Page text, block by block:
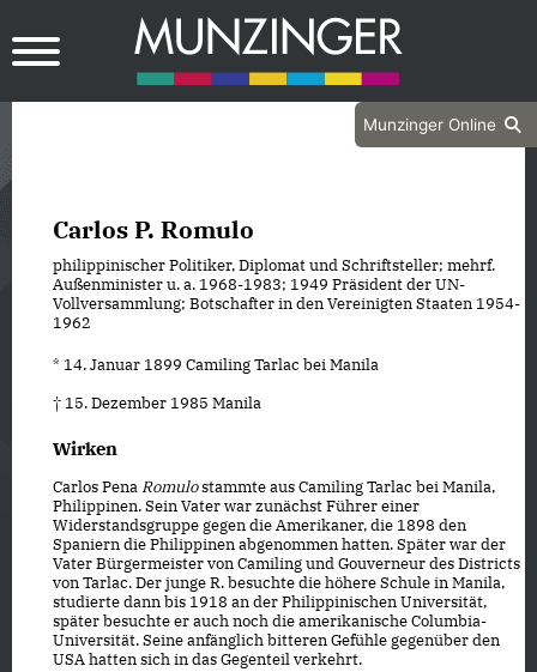
Munzinger Online
Carlos P. Romulo
philippinischer Politiker, Diplomat und Schriftsteller; mehrf.
Außenminister u. a. 1968-1983; 1949 Präsident der UN-
Vollversammlung; Botschafter in den Vereinigten Staaten 1954-
1962
* 14. Januar 1899 Camiling Tarlac bei Manila
† 15. Dezember 1985 Manila
Wirken
Carlos PenaRomulostammte aus Camiling Tarlac bei Manila,
Philippinen. Sein Vater war zunächst Führer einer
Widerstandsgruppe gegen die Amerikaner, die 1898 den
Spaniern die Philippinen abgenommen hatten. Später war der
Vater Bürgermeister von Camiling und Gouverneur des Districts
von Tarlac. Der junge R. besuchte die höhere Schule in Manila,
studierte dann bis 1918 an der Philippinischen Universität,
später besuchte er auch noch die amerikanische Columbia-
Universität. Seine anfänglich bitteren Gefühle gegenüber den
USA hatten sich in das Gegenteil verkehrt.